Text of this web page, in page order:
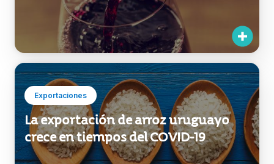
Exportaciones
La exportación de arroz uruguayo
crece en tiempos del COVID-19